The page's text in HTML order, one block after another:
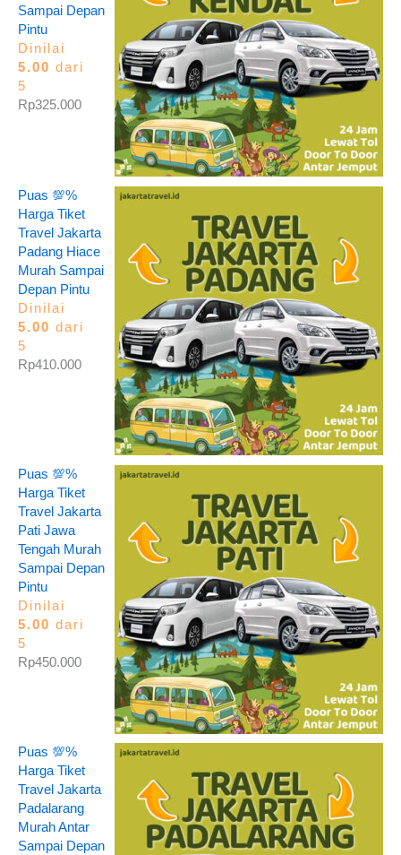
Sampai Depan
Pintu
Dinilai
5.00 dari
5
Rp325.000
Puas 💯%
Harga Tiket
Travel Jakarta
Padang Hiace
Murah Sampai
Depan Pintu
Dinilai
5.00 dari
5
Rp410.000
Puas 💯%
Harga Tiket
Travel Jakarta
Pati Jawa
Tengah Murah
Sampai Depan
Pintu
Dinilai
5.00 dari
5
Rp450.000
Puas 💯%
Harga Tiket
Travel Jakarta
Padalarang
Murah Antar
Sampai Depan